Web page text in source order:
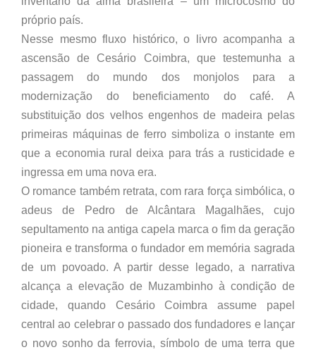
próprio país.
Nesse mesmo fluxo histórico, o livro acompanha a
ascensão de Cesário Coimbra, que testemunha a
passagem do mundo dos monjolos para a
modernização do beneficiamento do café. A
substituição dos velhos engenhos de madeira pelas
primeiras máquinas de ferro simboliza o instante em
que a economia rural deixa para trás a rusticidade e
ingressa em uma nova era.
O romance também retrata, com rara força simbólica, o
adeus de Pedro de Alcântara Magalhães, cujo
sepultamento na antiga capela marca o fim da geração
pioneira e transforma o fundador em memória sagrada
de um povoado. A partir desse legado, a narrativa
alcança a elevação de Muzambinho à condição de
cidade, quando Cesário Coimbra assume papel
central ao celebrar o passado dos fundadores e lançar
o novo sonho da ferrovia, símbolo de uma terra que